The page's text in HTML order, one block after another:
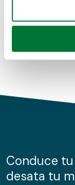
Identificar
para buscar
Obtenga más
de cookies.
información
nuestros
Conduce
desata tu